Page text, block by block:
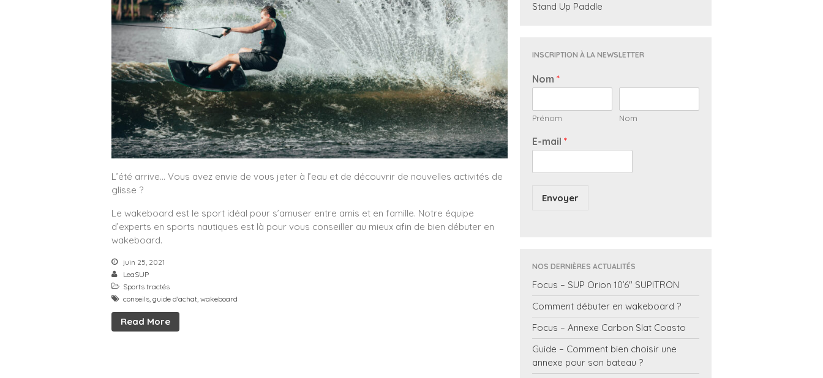
L’été arrive… Vous avez envie de vous jeter à l’eau et de découvrir de nouvelles activités de
glisse ?
Le wakeboard est le sport idéal pour s’amuser entre amis et en famille. Notre équipe
d’experts en sports nautiques est là pour vous conseiller au mieux afin de bien débuter en
wakeboard.
juin 25, 2021
LeaSUP
Sports tractés
conseils guide d'achat wakeboard
Read More
Stand Up Paddle
INSCRIPTION À LA NEWSLETTER
Nom *
Prénom Nom
E-mail *
Envoyer
NOS DERNIÈRES ACTUALITÉS
Focus – SUP Orion 10’6″ SUPITRON
Comment débuter en wakeboard ?
Focus – Annexe Carbon Slat Coasto
Guide – Comment bien choisir une
annexe pour son bateau ?